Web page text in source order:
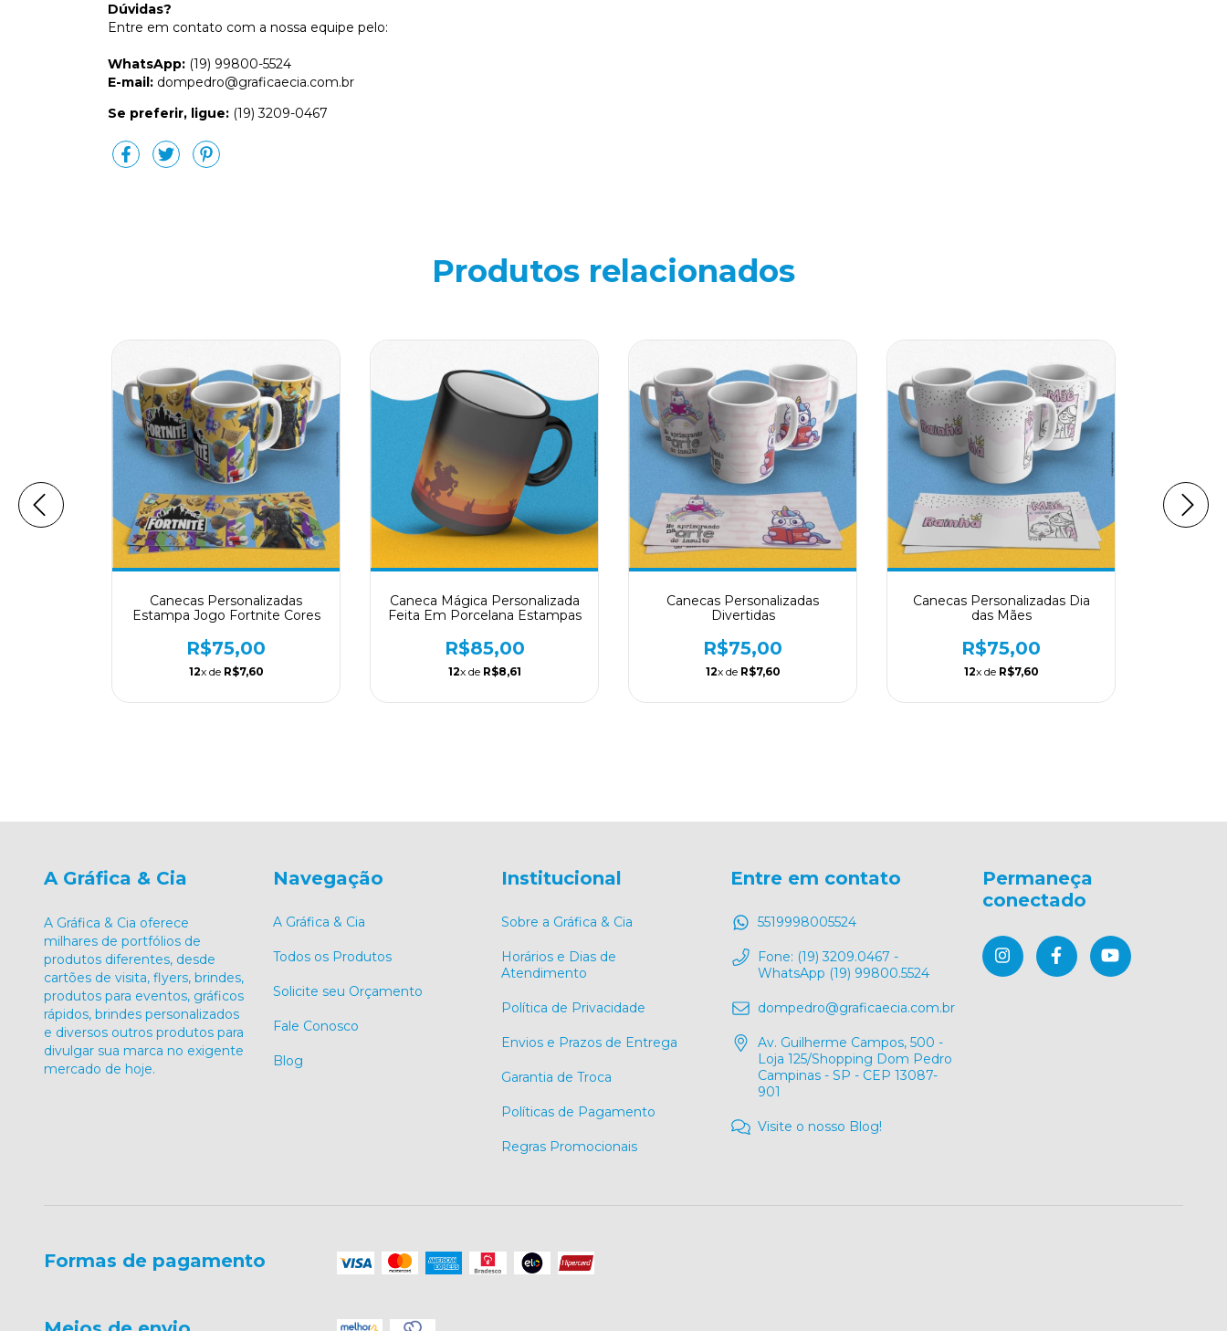
Dúvidas?
Entre em contato com a nossa equipe pelo:
WhatsApp: (19) 99800-5524
E-mail: dompedro@graficaecia.com.br
Se preferir, ligue: (19) 3209-0467
Produtos relacionados
Canecas Personalizadas
Estampa Jogo Fortnite Cores
R$75,00
12x de R$7,60
Caneca Mágica Personalizada
Feita Em Porcelana Estampas
R$85,00
12x de R$8,61
Canecas Personalizadas
Divertidas
R$75,00
12x de R$7,60
Canecas Personalizadas Dia
das Mães
R$75,00
12x de R$7,60
A Gráfica & Cia
A Gráfica & Cia oferece
milhares de portfólios de
produtos diferentes, desde
cartões de visita, flyers, brindes,
produtos para eventos, gráficos
rápidos, brindes personalizados
e diversos outros produtos para
divulgar sua marca no exigente
mercado de hoje.
Navegação
A Gráfica & Cia
Todos os Produtos
Solicite seu Orçamento
Fale Conosco
Blog
Institucional
Sobre a Gráfica & Cia
Horários e Dias de
Atendimento
Política de Privacidade
Envios e Prazos de Entrega
Garantia de Troca
Políticas de Pagamento
Regras Promocionais
Entre em contato
5519998005524
Fone: (19) 3209.0467 -
WhatsApp (19) 99800.5524
dompedro@graficaecia.com.br
Av. Guilherme Campos, 500 -
Loja 125/Shopping Dom Pedro
Campinas - SP - CEP 13087-
901
Visite o nosso Blog!
Permaneça
conectado
Formas de pagamento